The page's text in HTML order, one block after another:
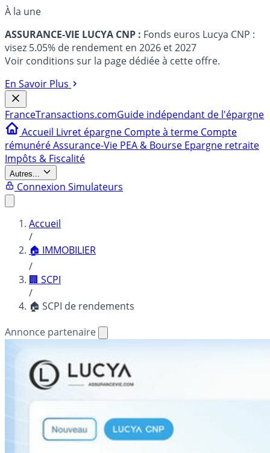
À la une
ASSURANCE-VIE LUCYA CNP : Fonds euros Lucya CNP :
visez 5.05% de rendement en 2026 et 2027
Voir conditions sur la page dédiée à cette offre.
En Savoir Plus
FranceTransactions.comGuide indépendant de l'épargne
Accueil Livret épargne Compte à terme Compte
rémunéréAssurance-Vie PEA & Bourse Epargne retraite
Impôts & Fiscalité
Autres...
Connexion Simulateurs
Accueil
/
🏠 IMMOBILIER
/
🏢 SCPI
/
🏠 SCPI de rendements
Annonce partenaire